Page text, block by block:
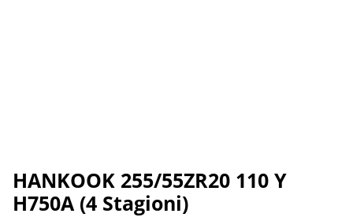
HANKOOK 255/55ZR20 110 Y
H750A (4 Stagioni)